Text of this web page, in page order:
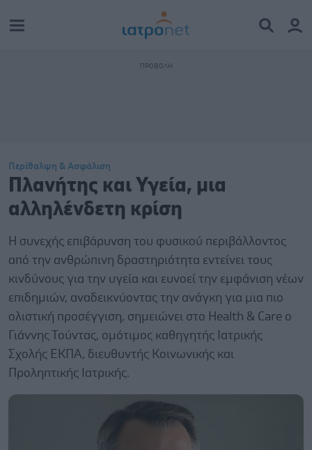
Περίθαλψη & Ασφάλιση
Πλανήτης και Υγεία, μια
αλληλένδετη κρίση
Η συνεχής επιβάρυνση του φυσικού περιβάλλοντος
από την ανθρώπινη δραστηριότητα εντείνει τους
κινδύνους για την υγεία και ευνοεί την εμφάνιση νέων
επιδημιών, αναδεικνύοντας την ανάγκη για μια πιο
ολιστική προσέγγιση, σημειώνει στο Health & Care ο
Γιάννης Τούντας, ομότιμος καθηγητής Ιατρικής
Σχολής ΕΚΠΑ, διευθυντής Κοινωνικής και
Προληπτικής Ιατρικής.